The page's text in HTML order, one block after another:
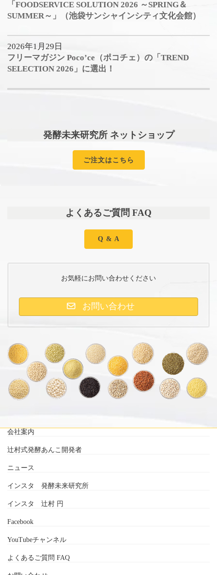
「FOODSERVICE SOLUTION 2026 ～SPRING＆
SUMMER～」（池袋サンシャインシティ文化会館）
2026年1月29日
フリーマガジン Poco’ce（ポコチェ）の「TREND
SELECTION 2026」に選出！
発酵未来研究所 ネットショップ
ご注文はこちら
よくあるご質問 FAQ
Q & A
お気軽にお問い合わせください
お問い合わせ
会社案内
辻村式発酵あんこ開発者
ニュース
インスタ 発酵未来研究所
インスタ 辻村 円
Facebook
YouTubeチャンネル
よくあるご質問 FAQ